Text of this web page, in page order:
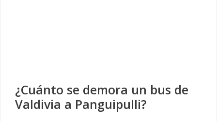
¿Cuánto se demora un bus de
Valdivia a Panguipulli?